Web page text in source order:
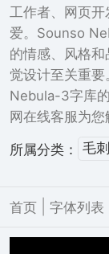
工作者、网页
爱。Sounso
的情感、风格
觉设计至关重
Nebula-3字库
网在线客服为您
所属分类： 毛刺
首页 字体列表